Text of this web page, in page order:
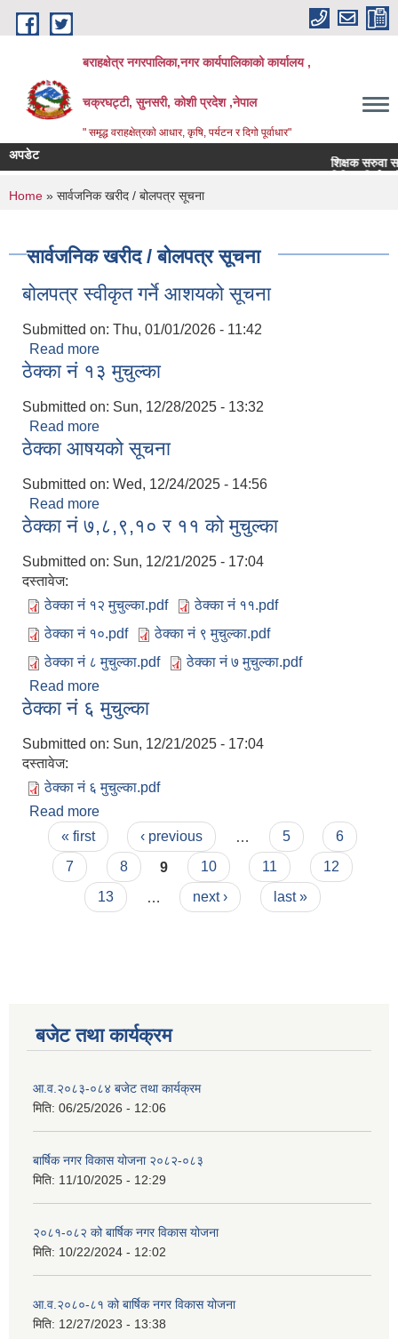
Skip to main content
बराहक्षेत्र नगरपालिका,नगर कार्यपालिकाको कार्यालय ,
चक्रघट्टी, सुनसरी, कोशी प्रदेश ,नेपाल
" समृद्ध वराहक्षेत्रकाे आधार, कृषि, पर्यटन र दिगो पूर्वाधार"
अपडेट
शिक्षक सरुवा
You are here
Home » सार्वजनिक खरीद / बोलपत्र सूचना
सार्वजनिक खरीद / बोलपत्र सूचना
बोलपत्र स्वीकृत गर्ने आशयको सूचना
Submitted on: Thu, 01/01/2026 - 11:42
Read more
ठेक्का नं १३ मुचुल्का
Submitted on: Sun, 12/28/2025 - 13:32
Read more
ठेक्का आषयको सूचना
Submitted on: Wed, 12/24/2025 - 14:56
Read more
ठेक्का नं ७,८,९,१० र ११ को मुचुल्का
Submitted on: Sun, 12/21/2025 - 17:04
दस्तावेज:
ठेक्का नं १२ मुचुल्का.pdf
ठेक्का नं ११.pdf
ठेक्का नं १०.pdf
ठेक्का नं ९ मुचुल्का.pdf
ठेक्का नं ८ मुचुल्का.pdf
ठेक्का नं ७ मुचुल्का.pdf
Read more
ठेक्का नं ६ मुचुल्का
Submitted on: Sun, 12/21/2025 - 17:04
दस्तावेज:
ठेक्का नं ६ मुचुल्का.pdf
Read more
Pages
« first ‹ previous 5
6
7
8 9 10 11
12
13
next › last »
बजेट तथा कार्यक्रम
आ.व.२०८३-०८४ बजेट तथा कार्यक्रम
मिति: 06/25/2026 - 12:06
बार्षिक नगर विकास योजना २०८२-०८३
मिति: 11/10/2025 - 12:29
२०८१-०८२ को बार्षिक नगर विकास योजना
मिति: 10/22/2024 - 12:02
आ.व.२०८०-८१ को बार्षिक नगर विकास योजना
मिति: 12/27/2023 - 13:38